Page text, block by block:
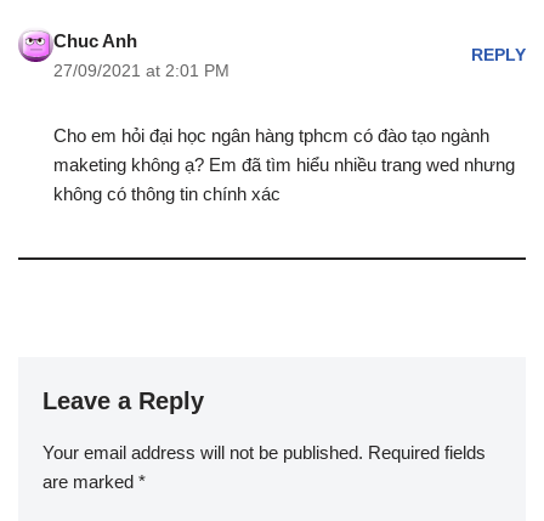
Chuc Anh
27/09/2021 at 2:01 PM
REPLY
Cho em hỏi đại học ngân hàng tphcm có đào tạo ngành
maketing không ạ? Em đã tìm hiểu nhiều trang wed nhưng
không có thông tin chính xác
Leave a Reply
Your email address will not be published. Required fields
are marked *